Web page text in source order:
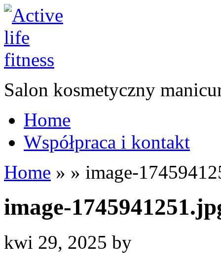
Salon kosmetyczny
Home
Współpraca i kontakt
Home » » image-
image-
kwi 29, 2025 by